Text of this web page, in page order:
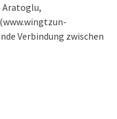
Aratoglu,
Verbindung zwischen